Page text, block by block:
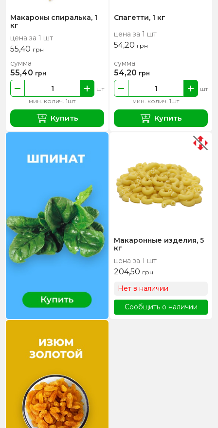
Макароны спиралька, 1
кг
цена за 1 шт
55,40 грн
мин. колич. 1шт
шт
сумма
55,40 грн
Купить
Спагетти, 1 кг
цена за 1 шт
54,20 грн
мин. колич. 1шт
шт
сумма
54,20 грн
Купить
Макаронные изделия, 5
кг
цена за 1 шт
204,50 грн
Нет в наличии
Сообщить о наличии